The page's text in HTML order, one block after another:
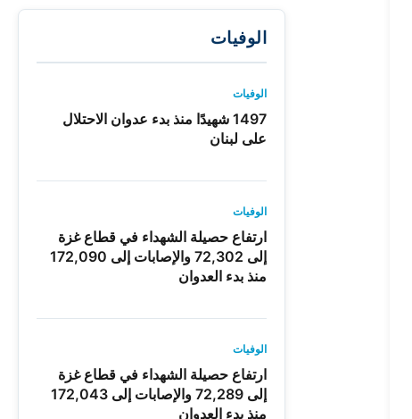
الوفيات
الوفيات
1497 شهيدًا منذ بدء عدوان الاحتلال
على لبنان
الوفيات
ارتفاع حصيلة الشهداء في قطاع غزة
إلى 72,302 والإصابات إلى 172,090
منذ بدء العدوان
الوفيات
ارتفاع حصيلة الشهداء في قطاع غزة
إلى 72,289 والإصابات إلى 172,043
منذ بدء العدوان